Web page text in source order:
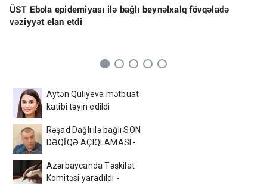
ÜST Ebola epidemiyası ilə bağlı beynəlxalq fövqəladə
vəziyyət elan etdi
Aytən Quliyeva mətbuat
katibi təyin edildi
Rəşad Dağlı ilə bağlı SON
DƏQİQƏ AÇIQLAMASI -
Azərbaycanda Təşkilat
Komitəsi yaradıldı -